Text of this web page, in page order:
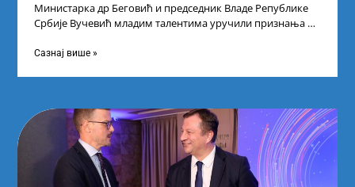
Министарка др Беговић и председник Владе Републике
Србије Вучевић младим талентима уручили признања У
Сазнај више »